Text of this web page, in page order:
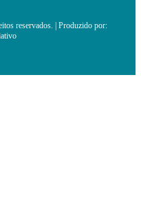
reservados. | Produzido por: